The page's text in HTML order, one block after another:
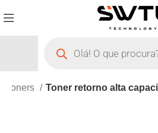
Toners Toner retorno alta